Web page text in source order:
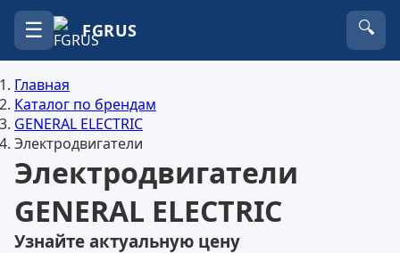
☰ FGRUS 🔍
Главная
Каталог по брендам
GENERAL ELECTRIC
Электродвигатели
Электродвигатели
GENERAL ELECTRIC
Узнайте актуальную цену